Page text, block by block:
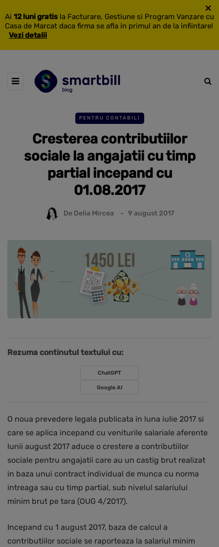
Ai 12 luni gratis la Facturare, Gestiune si Program Vanzare cu
Casa de Marcat daca firma se afla in primul an de la infiintare!
Vezi detalii
×
PENTRU CONTABILI
Cresterea contributiilor
sociale la angajatii cu timp
partial incepand cu
01.08.2017
De Delia Mircea 9 august 2017
Rezuma continutul textului cu:
ChatGPT
Google AI
O noua prevedere legala publicata in luna iulie 2017 si
care se aplica incepand cu veniturile salariale aferente
lunii august 2017 aduce o crestere a contributiilor
sociale pentru angajatii care au un castig brut realizat
in baza unui contract individual de munca cu norma
intreaga sau cu timp partial, sub nivelul salariului
minim brut pe tara (OUG 4/2017).
Incepand cu 1 august 2017, baza de calcul a
contributiilor sociale se raporteaza la salariul minim